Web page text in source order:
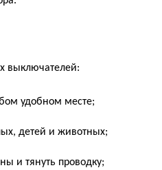
выключателей:
удобном месте;
детей и животных;
и тянуть проводку;